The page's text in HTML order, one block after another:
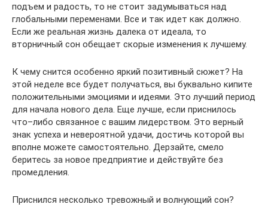
подъем и радость, то не стоит задумываться над
глобальными переменами. Все и так идет как должно.
Если же реальная жизнь далека от идеала, то
вторничный сон обещает скорые изменения к лучшему.
К чему снится особенно яркий позитивный сюжет? На
этой неделе все будет получаться, вы буквально кипите
положительными эмоциями и идеями. Это лучший период
для начала нового дела. Еще лучше, если приснилось
что–либо связанное с вашим лидерством. Это верный
знак успеха и невероятной удачи, достичь которой вы
вполне можете самостоятельно. Дерзайте, смело
беритесь за новое предприятие и действуйте без
промедления.
Приснился несколько тревожный и волнующий сон?